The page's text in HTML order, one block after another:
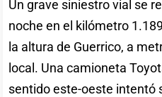
Un grave siniestro vial se
noche en el kilómetro
la altura de Guerrico, a
local. Una camioneta
sentido este-oeste intentó